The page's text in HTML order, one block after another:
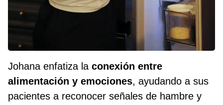
Johana enfatiza la conexión entre
alimentación y emociones, ayudando a sus
pacientes a reconocer señales de hambre y